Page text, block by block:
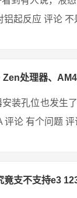
铝起反应 评论
处理器、
安装孔位也发生
评论 有个问题
竟支不支持e3